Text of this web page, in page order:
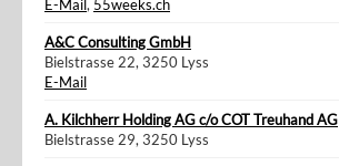
E-Mail, 55weeks.ch
A&C Consulting GmbH
Bielstrasse 22, 3250 Lyss
E-Mail
A. Kilchherr Holding AG c/o COT Treuhand AG
Bielstrasse 29, 3250 Lyss